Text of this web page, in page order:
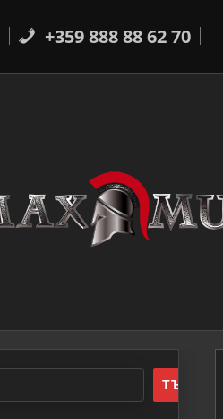
+359 888 88 62 70
ТЪРСЕНЕ